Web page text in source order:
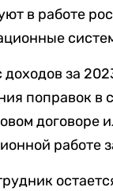
в работе
доходов за
поправок в
договоре
работе